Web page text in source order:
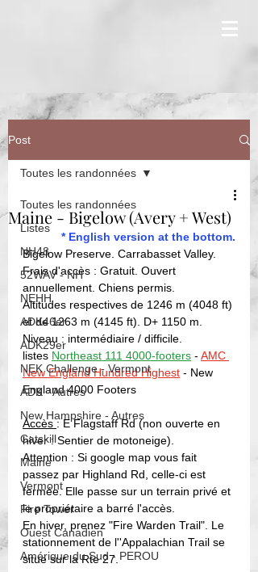
Post
Toutes les randonnées
Listes
NH48
52WAV - NH
NEHH
ADK46er
ADK29er
NEK Challenge - Vermont
ADK - Autres
New Hampshire - Autres
Catskill
Maine
Vermont
Fire Tower
Ouest Canadien
Amérique du Sud - PEROU
Toutes les randonnées
Maine - Bigelow (Avery + West)
* English version at the bottom.
Bigelow Preserve. Carrabasset Valley.
Frais d'accès : Gratuit. Ouvert
annuellement. Chiens permis.
Altitudes respectives de 1246 m (4048 ft)
et de 1263 m (4145 ft). D+ 1150 m.
Niveau : intermédiaire / difficile.
listes Northeast 111 4000-footers - AMC
New England Hundred Highest - New
England 4000 Footers
Accès : E Flagstaff Rd (non ouverte en
hiver : Sentier de motoneige).
Attention : Si google map vous fait
passez par Highland Rd, celle-ci est
fermée. Elle passe sur un terrain privé et
le propriétaire a barré l'accès.
En hiver, prenez "Fire Warden Trail". Le
stationnement de l''Appalachian Trail se
situe sur la Rte 27.